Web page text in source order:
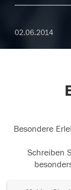
02.06.2014
Besondere
Schreiben